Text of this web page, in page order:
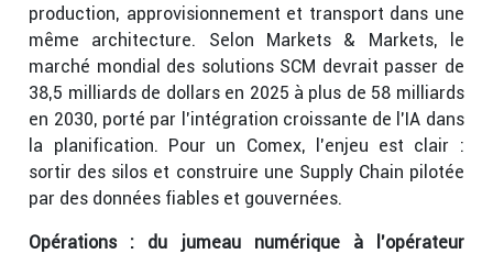
production, approvisionnement et transport dans une
même architecture. Selon Markets & Markets, le
marché mondial des solutions SCM devrait passer de
38,5 milliards de dollars en 2025 à plus de 58 milliards
en 2030, porté par l’intégration croissante de l’IA dans
la planification. Pour un Comex, l’enjeu est clair :
sortir des silos et construire une Supply Chain pilotée
par des données fiables et gouvernées.
Opérations : du jumeau numérique à l’opérateur